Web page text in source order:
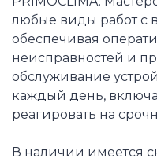
любые виды работ с
обеспечивая
неисправностей и
обслуживание
каждый день,
реагировать на
В наличии имеется